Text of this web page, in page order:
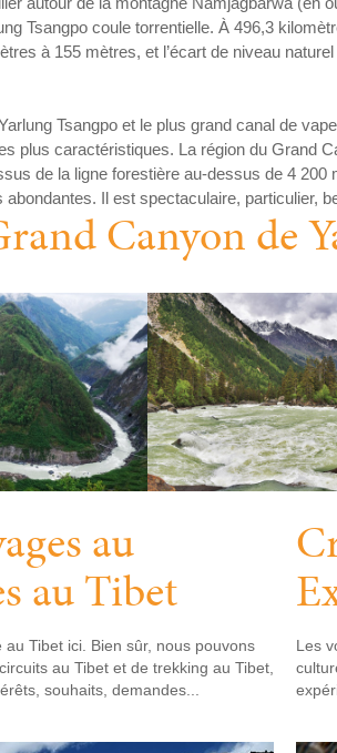
Tsangpo coule torrentielle. À 496,3
à 155 mètres, et l’écart de niveau
Tsangpo et le plus grand canal de
plus caractéristiques. La région du Grand
de la ligne forestière au-dessus de 4
Il est spectaculaire, particulier,
Canyon de
au
au Tibet
Tibet ici. Bien sûr, nous pouvons
au Tibet et de trekking au Tibet,
souhaits, demandes...
Les